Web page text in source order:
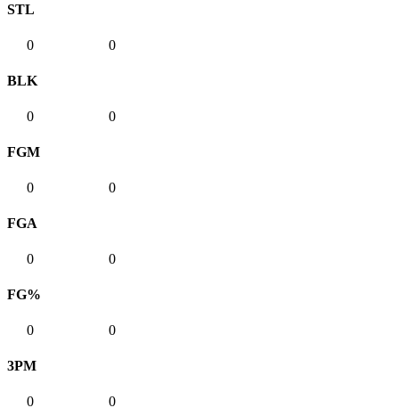
STL
0 0
BLK
0 0
FGM
0 0
FGA
0 0
FG%
0 0
3PM
0 0